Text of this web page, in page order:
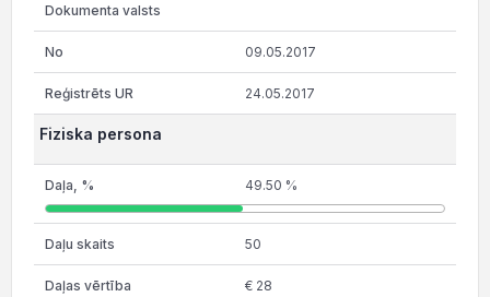
09.05.2017
24.05.2017
Fiziska persona
49.50 %
50
€ 28